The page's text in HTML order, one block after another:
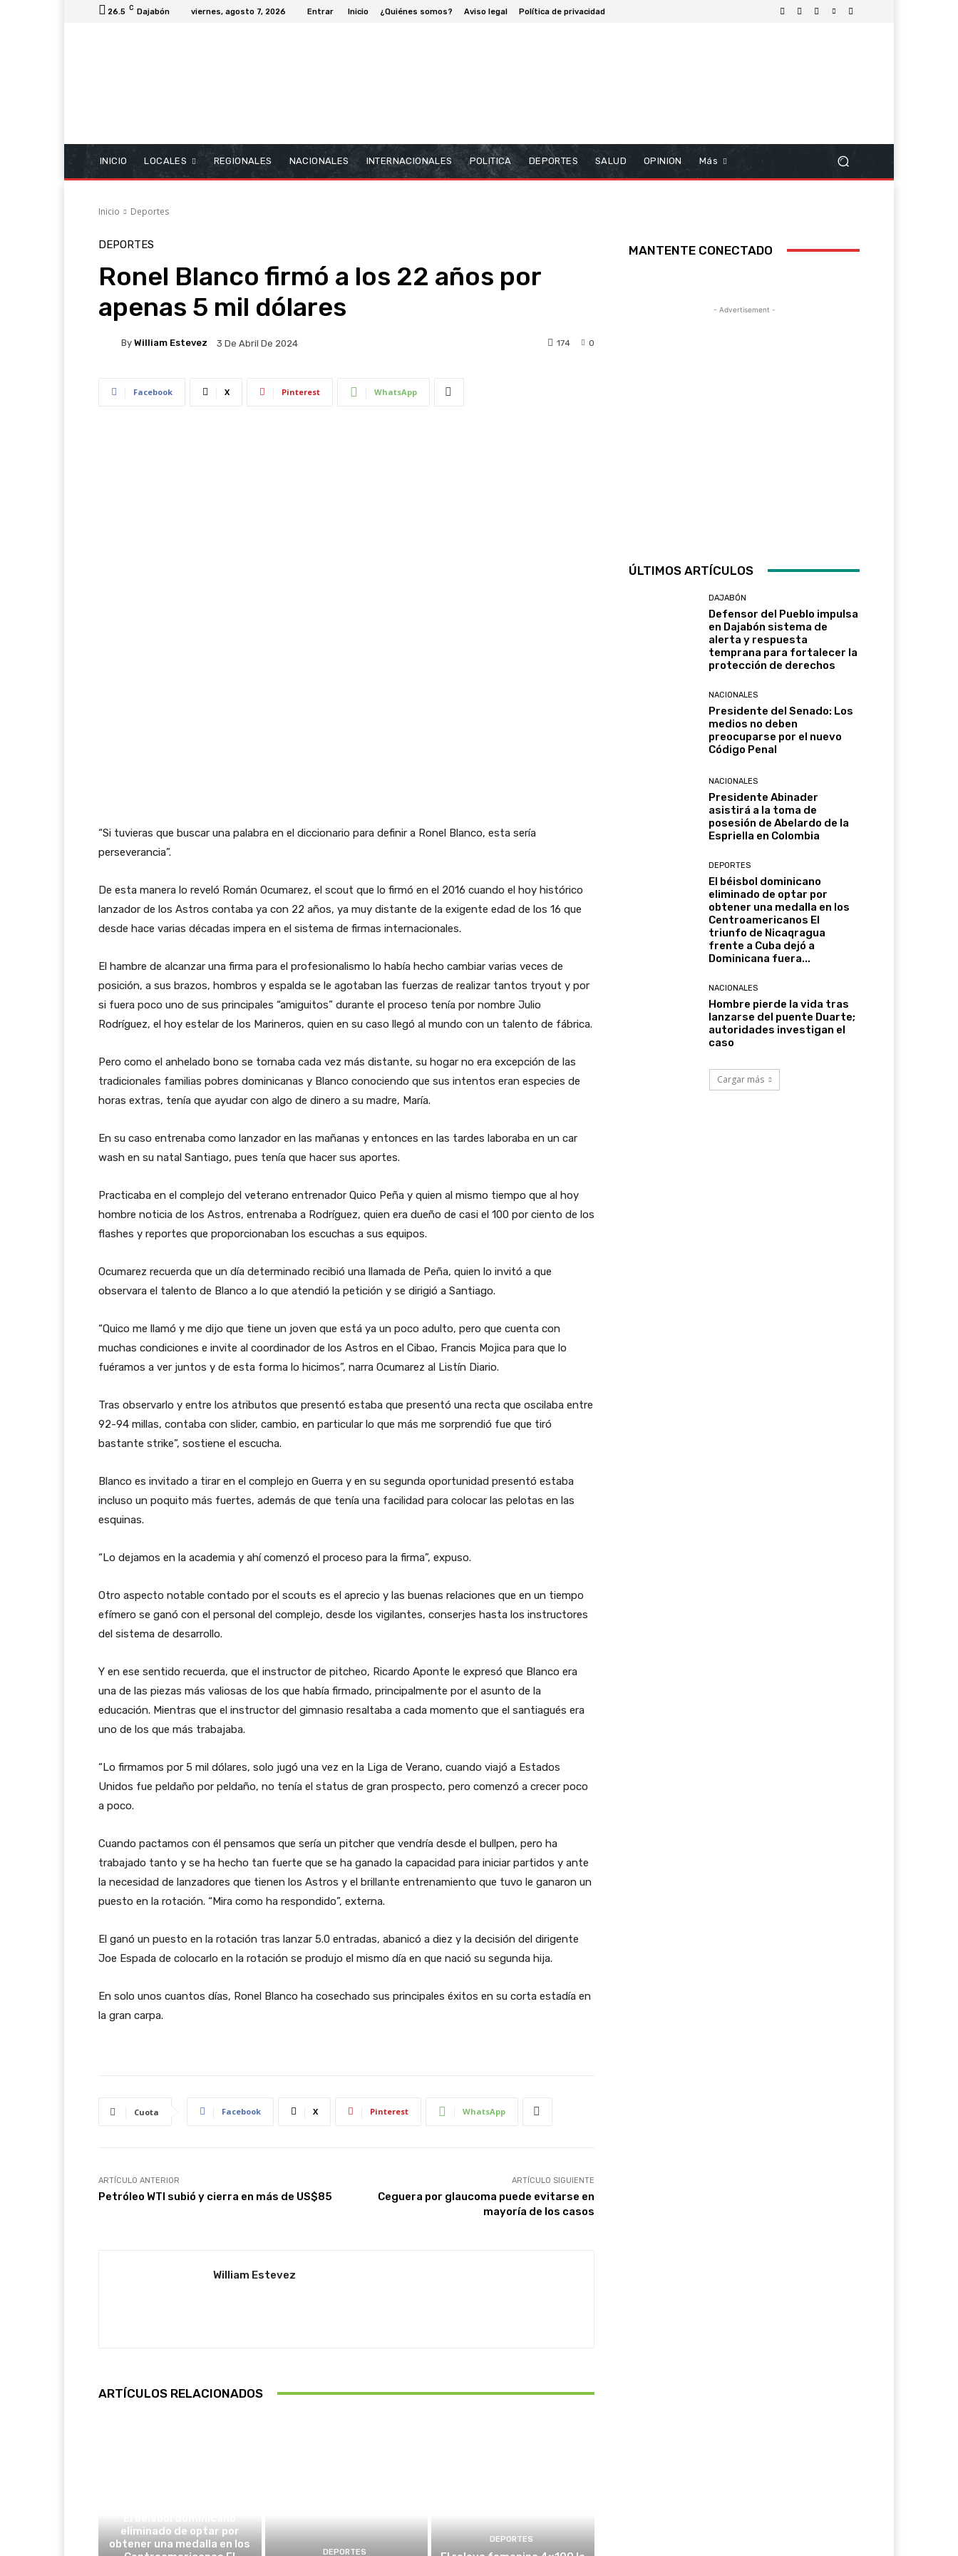
26.5 C Dajabón viernes, agosto 7, 2026 Entrar Inicio ¿Quiénes somos? Aviso legal Política de privacidad
INICIO LOCALES REGIONALES NACIONALES INTERNACIONALES POLITICA DEPORTES SALUD OPINION Más
Inicio Deportes
DEPORTES
Ronel Blanco firmó a los 22 años por
apenas 5 mil dólares
By William Estevez 3 De Abril De 2024 0
174
Facebook X Pinterest WhatsApp
“Si tuvieras que buscar una palabra en el diccionario para definir a Ronel Blanco, esta sería
perseverancia”.
De esta manera lo reveló Román Ocumarez, el scout que lo firmó en el 2016 cuando el hoy histórico
lanzador de los Astros contaba ya con 22 años, ya muy distante de la exigente edad de los 16 que
desde hace varias décadas impera en el sistema de firmas internacionales.
El hambre de alcanzar una firma para el profesionalismo lo había hecho cambiar varias veces de
posición, a sus brazos, hombros y espalda se le agotaban las fuerzas de realizar tantos tryout y por
si fuera poco uno de sus principales “amiguitos” durante el proceso tenía por nombre Julio
Rodríguez, el hoy estelar de los Marineros, quien en su caso llegó al mundo con un talento de fábrica.
Pero como el anhelado bono se tornaba cada vez más distante, su hogar no era excepción de las
tradicionales familias pobres dominicanas y Blanco conociendo que sus intentos eran especies de
horas extras, tenía que ayudar con algo de dinero a su madre, María.
En su caso entrenaba como lanzador en las mañanas y entonces en las tardes laboraba en un car
wash en su natal Santiago, pues tenía que hacer sus aportes.
Practicaba en el complejo del veterano entrenador Quico Peña y quien al mismo tiempo que al hoy
hombre noticia de los Astros, entrenaba a Rodríguez, quien era dueño de casi el 100 por ciento de los
flashes y reportes que proporcionaban los escuchas a sus equipos.
Ocumarez recuerda que un día determinado recibió una llamada de Peña, quien lo invitó a que
observara el talento de Blanco a lo que atendió la petición y se dirigió a Santiago.
“Quico me llamó y me dijo que tiene un joven que está ya un poco adulto, pero que cuenta con
muchas condiciones e invite al coordinador de los Astros en el Cibao, Francis Mojica para que lo
fuéramos a ver juntos y de esta forma lo hicimos”, narra Ocumarez al Listín Diario.
Tras observarlo y entre los atributos que presentó estaba que presentó una recta que oscilaba entre
92-94 millas, contaba con slider, cambio, en particular lo que más me sorprendió fue que tiró
bastante strike”, sostiene el escucha.
Blanco es invitado a tirar en el complejo en Guerra y en su segunda oportunidad presentó estaba
incluso un poquito más fuertes, además de que tenía una facilidad para colocar las pelotas en las
esquinas.
“Lo dejamos en la academia y ahí comenzó el proceso para la firma”, expuso.
Otro aspecto notable contado por el scouts es el aprecio y las buenas relaciones que en un tiempo
efímero se ganó con el personal del complejo, desde los vigilantes, conserjes hasta los instructores
del sistema de desarrollo.
Y en ese sentido recuerda, que el instructor de pitcheo, Ricardo Aponte le expresó que Blanco era
una de las piezas más valiosas de los que había firmado, principalmente por el asunto de la
educación. Mientras que el instructor del gimnasio resaltaba a cada momento que el santiagués era
uno de los que más trabajaba.
“Lo firmamos por 5 mil dólares, solo jugó una vez en la Liga de Verano, cuando viajó a Estados
Unidos fue peldaño por peldaño, no tenía el status de gran prospecto, pero comenzó a crecer poco
a poco.
Cuando pactamos con él pensamos que sería un pitcher que vendría desde el bullpen, pero ha
trabajado tanto y se ha hecho tan fuerte que se ha ganado la capacidad para iniciar partidos y ante
la necesidad de lanzadores que tienen los Astros y el brillante entrenamiento que tuvo le ganaron un
puesto en la rotación. “Mira como ha respondido”, externa.
El ganó un puesto en la rotación tras lanzar 5.0 entradas, abanicó a diez y la decisión del dirigente
Joe Espada de colocarlo en la rotación se produjo el mismo día en que nació su segunda hija.
En solo unos cuantos días, Ronel Blanco ha cosechado sus principales éxitos en su corta estadía en
la gran carpa.
Cuota Facebook X Pinterest WhatsApp
ARTÍCULO ANTERIOR
Petróleo WTI subió y cierra en más de US$85
ARTÍCULO SIGUIENTE
Ceguera por glaucoma puede evitarse en
mayoría de los casos
William Estevez
ARTÍCULOS RELACIONADOS
eliminado de optar por
obtener una medalla en los
DEPORTES
DEPORTES
MANTENTE CONECTADO
- Advertisement -
ÚLTIMOS ARTÍCULOS
DAJABÓN
Defensor del Pueblo impulsa
en Dajabón sistema de
alerta y respuesta
temprana para fortalecer la
protección de derechos
NACIONALES
Presidente del Senado: Los
medios no deben
preocuparse por el nuevo
Código Penal
NACIONALES
Presidente Abinader
asistirá a la toma de
posesión de Abelardo de la
Espriella en Colombia
DEPORTES
El béisbol dominicano
eliminado de optar por
obtener una medalla en los
Centroamericanos El
triunfo de Nicaqragua
frente a Cuba dejó a
Dominicana fuera...
NACIONALES
Hombre pierde la vida tras
lanzarse del puente Duarte;
autoridades investigan el
caso
Cargar más